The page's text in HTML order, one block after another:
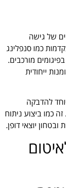
של גישה
כמו סנפלינג
מורכבים.
ייחודית
להדבקה
כמו ביצוע ניתוח
יוצאי דופן.